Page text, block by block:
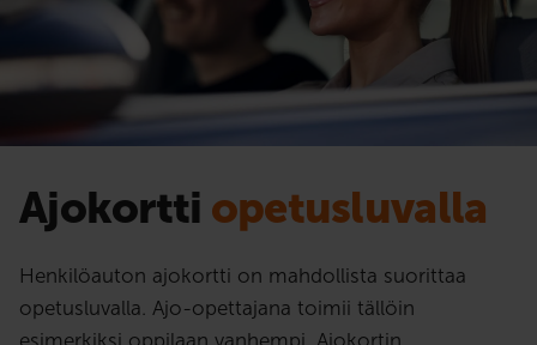
Ajokortti opetusluvalla
Henkilöauton ajokortti on mahdollista suorittaa
opetusluvalla. Ajo-opettajana toimii tällöin
esimerkiksi oppilaan vanhempi. Ajokortin